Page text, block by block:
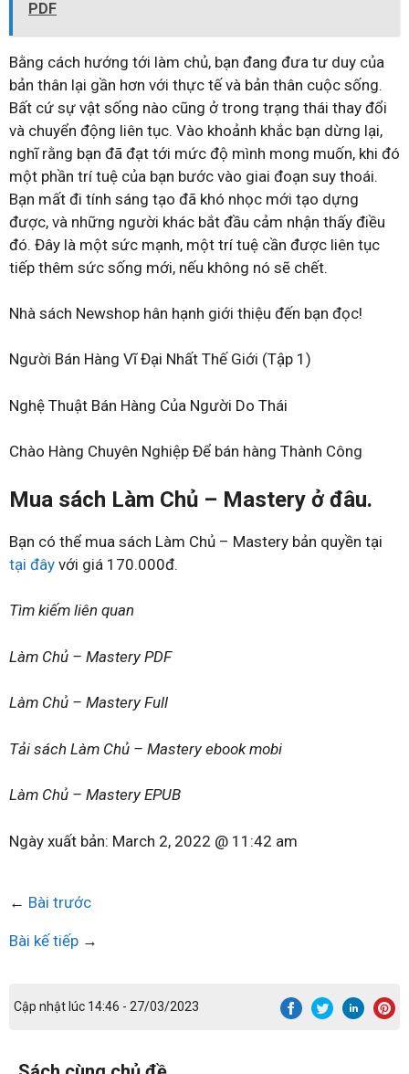
PDF
Bằng cách hướng tới làm chủ, bạn đang đưa tư duy của
bản thân lại gần hơn với thực tế và bản thân cuộc sống.
Bất cứ sự vật sống nào cũng ở trong trạng thái thay đổi
và chuyển động liên tục. Vào khoảnh khắc bạn dừng lại,
nghĩ rằng bạn đã đạt tới mức độ mình mong muốn, khi đó
một phần trí tuệ của bạn bước vào giai đoạn suy thoái.
Bạn mất đi tính sáng tạo đã khó nhọc mới tạo dựng
được, và những người khác bắt đầu cảm nhận thấy điều
đó. Đây là một sức mạnh, một trí tuệ cần được liên tục
tiếp thêm sức sống mới, nếu không nó sẽ chết.
Nhà sách Newshop hân hạnh giới thiệu đến bạn đọc!
Người Bán Hàng Vĩ Đại Nhất Thế Giới (Tập 1)
Nghệ Thuật Bán Hàng Của Người Do Thái
Chào Hàng Chuyên Nghiệp Để bán hàng Thành Công
Mua sách Làm Chủ – Mastery ở đâu.
Bạn có thể mua sách Làm Chủ – Mastery bản quyền tại
tại đây với giá 170.000đ.
Tìm kiếm liên quan
Làm Chủ – Mastery PDF
Làm Chủ – Mastery Full
Tải sách Làm Chủ – Mastery ebook mobi
Làm Chủ – Mastery EPUB
Ngày xuất bản: March 2, 2022 @ 11:42 am
← Bài trước
Bài kế tiếp →
Cập nhật lúc 14:46 - 27/03/2023